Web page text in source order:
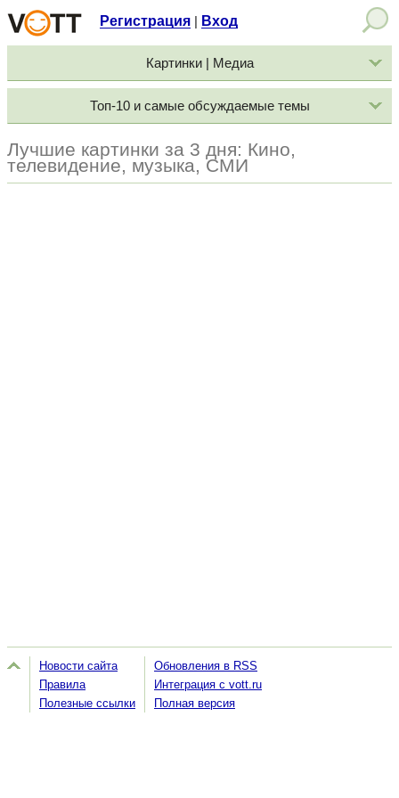
Регистрация Вход
Картинки | Медиа
Топ-10 и самые обсуждаемые темы
Лучшие картинки за 3 дня: Кино,
телевидение, музыка, СМИ
Новости сайта
Правила
Полезные ссылки
Обновления в RSS
Интеграция с vott.ru
Полная версия